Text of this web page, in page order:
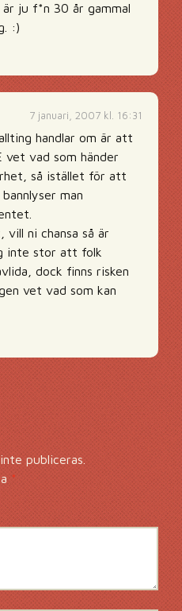
ju f*n 30 år gammal
:)
7 januari, 2007 kl. 16:31
handlar om är att
vet vad som händer
så istället för att
bannlyser man
vill ni chansa så är
inte stor att folk
dock finns risken
vet vad som kan
publiceras.
*